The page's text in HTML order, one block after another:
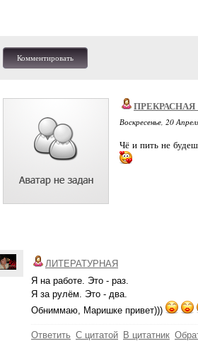
Комментировать
Воскресенье, 20
Чё и пить не
ЛИТЕРАТУРНАЯ
Я на работе. Это - раз.
Я за рулём. Это - два.
Обниммаю, Маришке привет)))
Ответить С цитатой В цитатник